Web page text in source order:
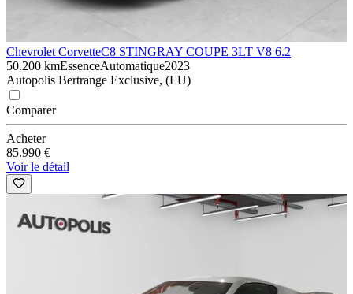
Chevrolet CorvetteC8 STINGRAY COUPE 3LT V8 6.2
50.200 kmEssenceAutomatique2023
Autopolis Bertrange Exclusive, (LU)
Comparer
Acheter
85.990 €
Voir le détail